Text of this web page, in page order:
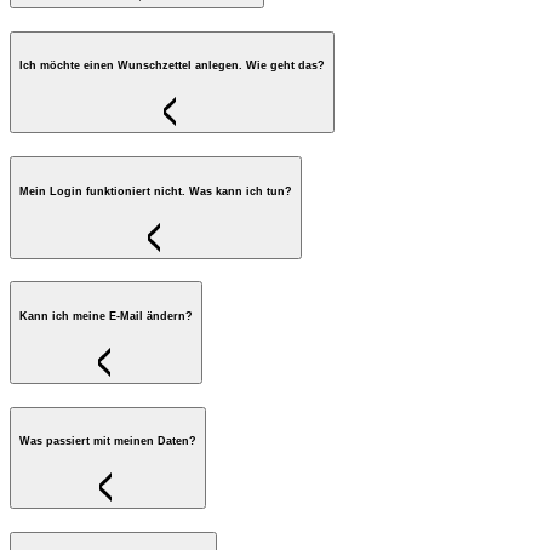
Ich möchte einen Wunschzettel anlegen. Wie geht das?
Mein Login funktioniert nicht. Was kann ich tun?
Kann ich meine E-Mail ändern?
Was passiert mit meinen Daten?